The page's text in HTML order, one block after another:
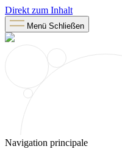
Direkt zum Inhalt
Menü Schließen
Navigation principale